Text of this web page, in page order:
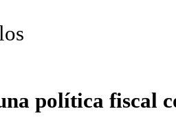
política fiscal